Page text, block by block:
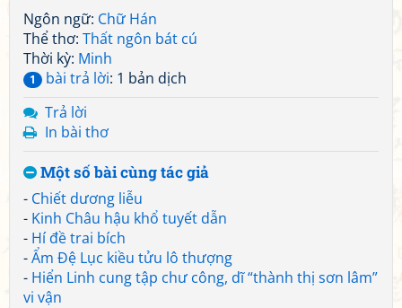
Ngôn ngữ: Chữ Hán
Thể thơ: Thất ngôn bát cú
Thời kỳ: Minh
1 bài trả lời: 1 bản dịch
Trả lời
In bài thơ
Một số bài cùng tác giả
- Chiết dương liễu
- Kinh Châu hậu khổ tuyết dẫn
- Hí đề trai bích
-Ẩm Đệ Lục kiều tửu lô thượng
- Hiển Linh cung tập chư công, dĩ “thành thị sơn lâm”
vi vận